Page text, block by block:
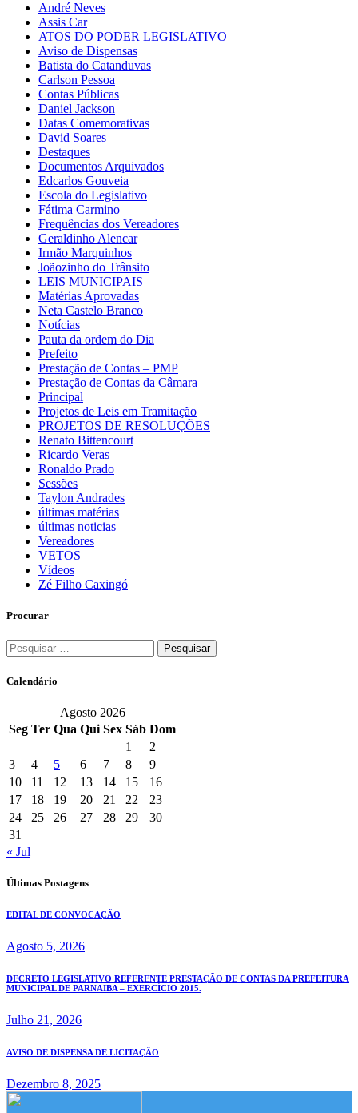
André Neves
Assis Car
ATOS DO PODER LEGISLATIVO
Aviso de Dispensas
Batista do Catanduvas
Carlson Pessoa
Contas Públicas
Daniel Jackson
Datas Comemorativas
David Soares
Destaques
Documentos Arquivados
Edcarlos Gouveia
Escola do Legislativo
Fátima Carmino
Frequências dos Vereadores
Geraldinho Alencar
Irmão Marquinhos
Joãozinho do Trânsito
LEIS MUNICIPAIS
Matérias Aprovadas
Neta Castelo Branco
Notícias
Pauta da ordem do Dia
Prefeito
Prestação de Contas – PMP
Prestação de Contas da Câmara
Principal
Projetos de Leis em Tramitação
PROJETOS DE RESOLUÇÕES
Renato Bittencourt
Ricardo Veras
Ronaldo Prado
Sessões
Taylon Andrades
últimas matérias
últimas noticias
Vereadores
VETOS
Vídeos
Zé Filho Caxingó
Procurar
Pesquisar
por:
Calendário
Agosto 2026
Seg Ter Qua Qui Sex Sáb Dom
1
2
3
4 5 6 7 8
9
10
11 12 13 14 15
16
17
18 19 20 21 22
23
24
25 26 27 28 29
30
31
« Jul
Últimas Postagens
EDITAL DE CONVOCAÇÃO
Agosto 5, 2026
DECRETO LEGISLATIVO REFERENTE PRESTAÇÃO DE CONTAS DA PREFEITURA
MUNICIPAL DE PARNAIBA – EXERCÍCIO 2015.
Julho 21, 2026
AVISO DE DISPENSA DE LICITAÇÃO
Dezembro 8, 2025